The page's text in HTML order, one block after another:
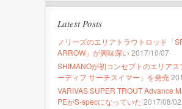
Latest Posts
ノリーズのエリアトラウトロッド「
ARROW」が興味深い2017/10/07
SHIMANOが初コンセプトのエリアス
ーディフ サーチスイマー」を発売
VARIVAS SUPER TROUT Advance
PEがS-specになっていた 2017/08/02